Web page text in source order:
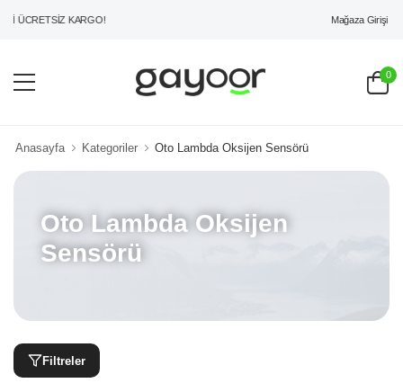
ÜCRETSİZ KARGO! Mağaza Girişi
0
Anasayfa Kategoriler Oto Lambda Oksijen Sensörü
Oto Lambda Oksijen
Sensörü
Filtreler